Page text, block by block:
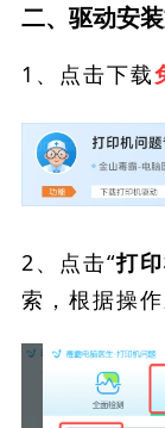
二、驱动安
1、点击下载
2、点击“打
索，根据操